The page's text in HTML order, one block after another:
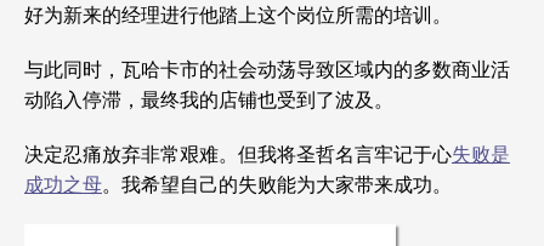
好为新来的经理进行他踏上这个岗位所需的培训。
与此同时，瓦哈卡市的社会动荡导致区域内的多数商业活
动陷入停滞，最终我的店铺也受到了波及。
决定忍痛放弃非常艰难。但我将圣哲名言牢记于心失败是
成功之母。我希望自己的失败能为大家带来成功。